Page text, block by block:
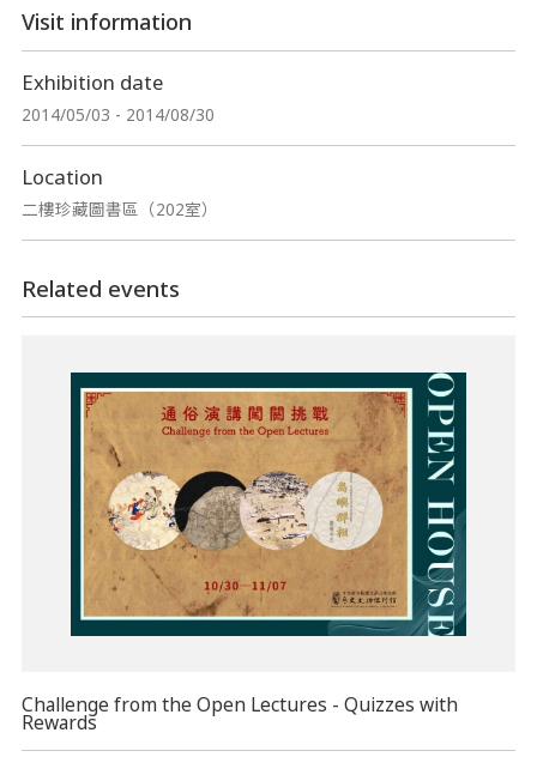
Visit information
Exhibition date
2014/05/03 - 2014/08/30
Location
二樓珍藏圖書區（202室）
Related events
Challenge from the Open Lectures - Quizzes with
Rewards